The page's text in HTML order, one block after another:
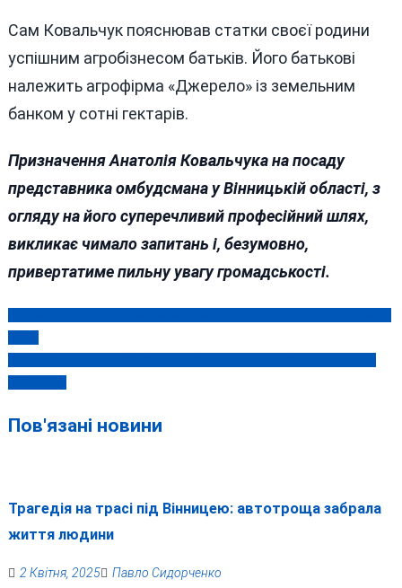
Сам Ковальчук пояснював статки своєї родини
успішним агробізнесом батьків. Його батькові
належить агрофірма «Джерело» із земельним
банком у сотні гектарів.
Призначення Анатолія Ковальчука на посаду
представника омбудсмана у Вінницькій області, з
огляду на його суперечливий професійний шлях,
викликає чимало запитань і, безумовно,
привертатиме пильну увагу громадськості.
Навігація
записів
Пов'язані новини
Трагедія на трасі під Вінницею: автотроща забрала
життя людини
2 Квітня, 2025 Павло Сидорченко